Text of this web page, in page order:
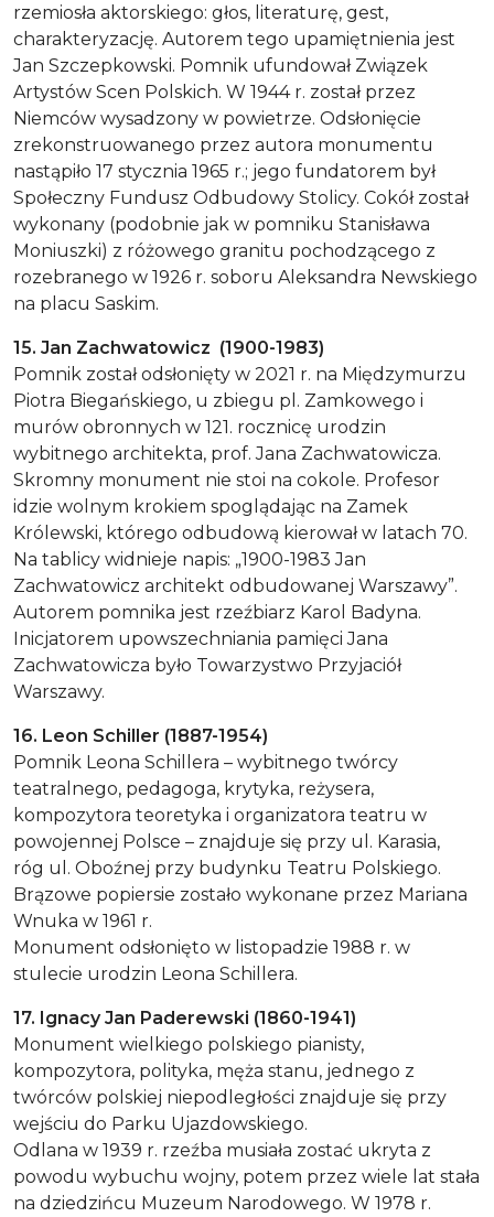
rzemiosła aktorskiego: głos, literaturę, gest,
charakteryzację. Autorem tego upamiętnienia jest
Jan Szczepkowski. Pomnik ufundował Związek
Artystów Scen Polskich. W 1944 r. został przez
Niemców wysadzony w powietrze. Odsłonięcie
zrekonstruowanego przez autora monumentu
nastąpiło 17 stycznia 1965 r.; jego fundatorem był
Społeczny Fundusz Odbudowy Stolicy. Cokół został
wykonany (podobnie jak w pomniku Stanisława
Moniuszki) z różowego granitu pochodzącego z
rozebranego w 1926 r. soboru Aleksandra Newskiego
na placu Saskim.
15. Jan Zachwatowicz (1900-1983)
Pomnik został odsłonięty w 2021 r. na Międzymurzu
Piotra Biegańskiego, u zbiegu pl. Zamkowego i
murów obronnych w 121. rocznicę urodzin
wybitnego architekta, prof. Jana Zachwatowicza.
Skromny monument nie stoi na cokole. Profesor
idzie wolnym krokiem spoglądając na Zamek
Królewski, którego odbudową kierował w latach 70.
Na tablicy widnieje napis: „1900-1983 Jan
Zachwatowicz architekt odbudowanej Warszawy”.
Autorem pomnika jest rzeźbiarz Karol Badyna.
Inicjatorem upowszechniania pamięci Jana
Zachwatowicza było Towarzystwo Przyjaciół
Warszawy.
16. Leon Schiller (1887-1954)
Pomnik Leona Schillera – wybitnego twórcy
teatralnego, pedagoga, krytyka, reżysera,
kompozytora teoretyka i organizatora teatru w
powojennej Polsce – znajduje się przy ul. Karasia,
róg ul. Oboźnej przy budynku Teatru Polskiego.
Brązowe popiersie zostało wykonane przez Mariana
Wnuka w 1961 r.
Monument odsłonięto w listopadzie 1988 r. w
stulecie urodzin Leona Schillera.
17. Ignacy Jan Paderewski (1860-1941)
Monument wielkiego polskiego pianisty,
kompozytora, polityka, męża stanu, jednego z
twórców polskiej niepodległości znajduje się przy
wejściu do Parku Ujazdowskiego.
Odlana w 1939 r. rzeźba musiała zostać ukryta z
powodu wybuchu wojny, potem przez wiele lat stała
na dziedzińcu Muzeum Narodowego. W 1978 r.